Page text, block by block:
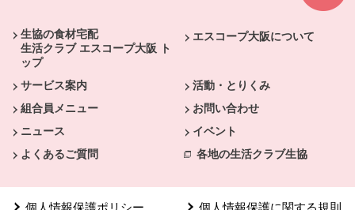
生協の食材宅配
生活クラブ エスコープ大阪 ト
ップ
エスコープ大阪について
サービス案内
活動・とりくみ
組合員メニュー
お問い合わせ
ニュース
イベント
よくあるご質問
各地の生活クラブ生協